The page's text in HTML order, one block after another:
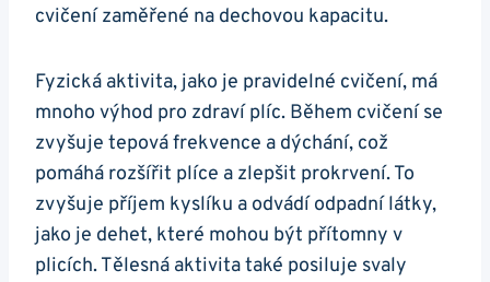
cvičení zaměřené na dechovou kapacitu.
Fyzická aktivita, jako je pravidelné cvičení, má
mnoho výhod pro zdraví plíc. Během cvičení se
zvyšuje tepová frekvence a dýchání, což
pomáhá rozšířit plíce a zlepšit prokrvení. To
zvyšuje příjem kyslíku a odvádí odpadní látky,
jako je dehet, které mohou být přítomny v
plicích. Tělesná ⁤aktivita také posiluje svaly